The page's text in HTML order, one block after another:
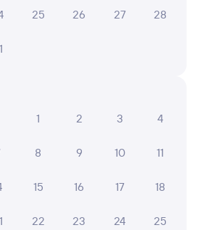
для более удобной работы
25 26 27 28
1
2 3 4
8 9 10 11
15 16 17 18
22 23 24 25